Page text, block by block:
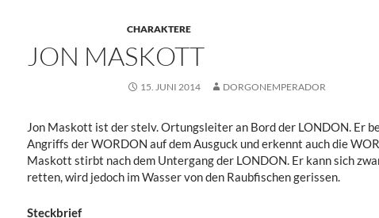
CHARAKTERE
JON MASKOTT
15. JUNI 2014 DORGONEMPERADOR
Jon Maskott ist der stelv. Ortungsleiter an Bord der LONDON. Er
Angriffs der WORDON auf dem Ausguck und erkennt auch die
Maskott stirbt nach dem Untergang der LONDON. Er kann sich
retten, wird jedoch im Wasser von den Raubfischen gerissen.
Steckbrief